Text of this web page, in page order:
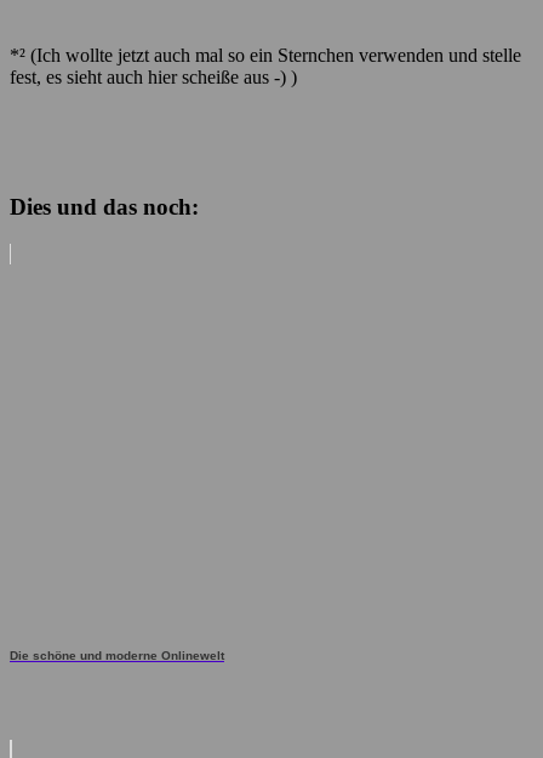
*² (Ich wollte jetzt auch mal so ein Sternchen verwenden und stelle
fest, es sieht auch hier scheiße aus -) )
Dies und das noch:
Die schöne und moderne Onlinewelt